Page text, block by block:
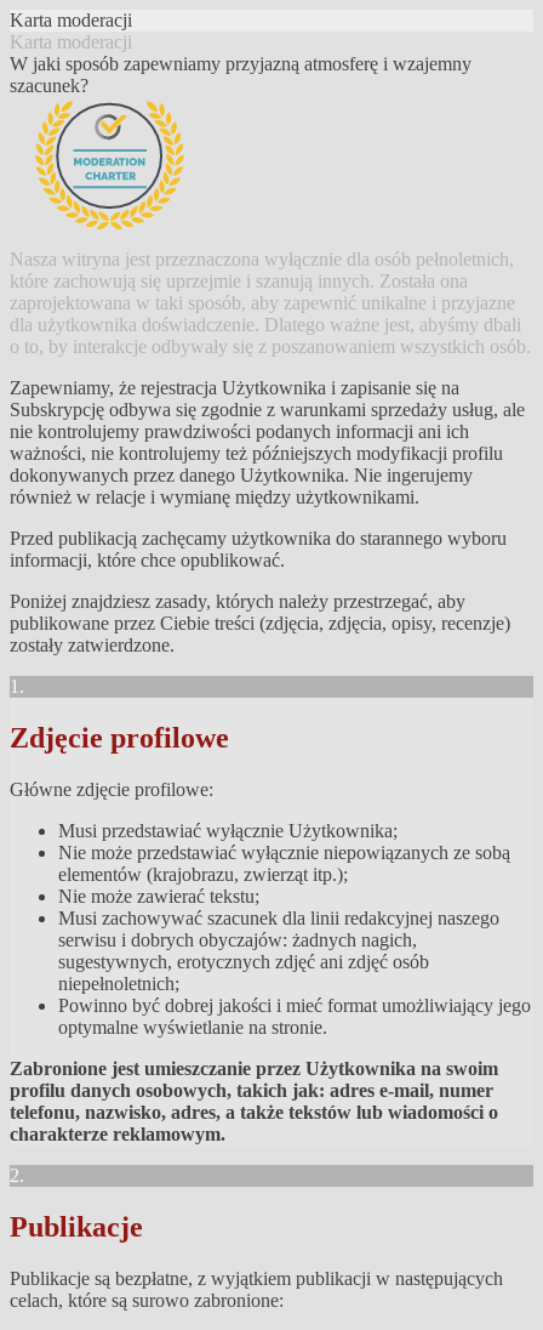
Karta moderacji
Karta moderacji
W jaki sposób zapewniamy przyjazną atmosferę i wzajemny
szacunek?
Nasza witryna jest przeznaczona wyłącznie dla osób pełnoletnich,
które zachowują się uprzejmie i szanują innych. Została ona
zaprojektowana w taki sposób, aby zapewnić unikalne i przyjazne
dla użytkownika doświadczenie. Dlatego ważne jest, abyśmy dbali
o to, by interakcje odbywały się z poszanowaniem wszystkich osób.
Zapewniamy, że rejestracja Użytkownika i zapisanie się na
Subskrypcję odbywa się zgodnie z warunkami sprzedaży usług, ale
nie kontrolujemy prawdziwości podanych informacji ani ich
ważności, nie kontrolujemy też późniejszych modyfikacji profilu
dokonywanych przez danego Użytkownika. Nie ingerujemy
również w relacje i wymianę między użytkownikami.
Przed publikacją zachęcamy użytkownika do starannego wyboru
informacji, które chce opublikować.
Poniżej znajdziesz zasady, których należy przestrzegać, aby
publikowane przez Ciebie treści (zdjęcia, zdjęcia, opisy, recenzje)
zostały zatwierdzone.
1.
Zdjęcie profilowe
Główne zdjęcie profilowe:
Musi przedstawiać wyłącznie Użytkownika;
Nie może przedstawiać wyłącznie niepowiązanych ze sobą
elementów (krajobrazu, zwierząt itp.);
Nie może zawierać tekstu;
Musi zachowywać szacunek dla linii redakcyjnej naszego
serwisu i dobrych obyczajów: żadnych nagich,
sugestywnych, erotycznych zdjęć ani zdjęć osób
niepełnoletnich;
Powinno być dobrej jakości i mieć format umożliwiający jego
optymalne wyświetlanie na stronie.
Zabronione jest umieszczanie przez Użytkownika na swoim
profilu danych osobowych, takich jak: adres e-mail, numer
telefonu, nazwisko, adres, a także tekstów lub wiadomości o
charakterze reklamowym.
2.
Publikacje
Publikacje są bezpłatne, z wyjątkiem publikacji w następujących
celach, które są surowo zabronione: